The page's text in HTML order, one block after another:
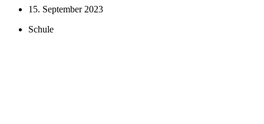
15. September 2023
Schule